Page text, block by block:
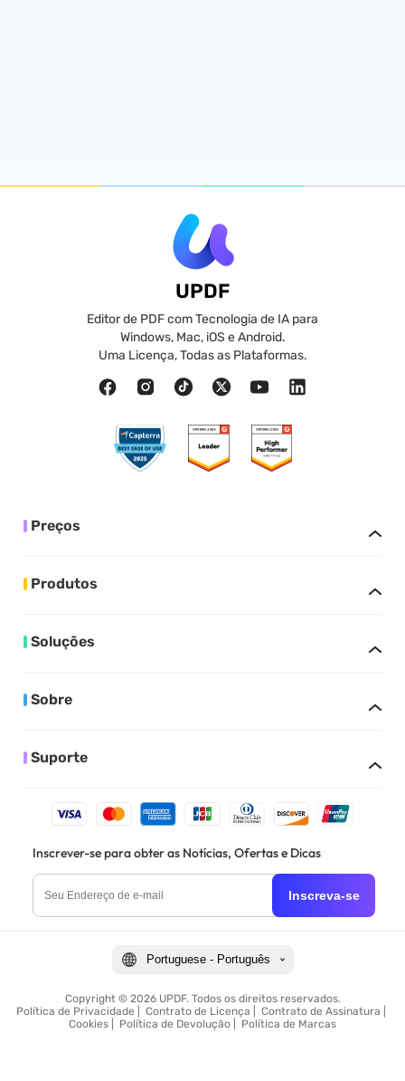
UPDF
Editor de PDF com Tecnologia de IA para
Windows, Mac, iOS e Android.
Uma Licença, Todas as Plataformas.
Preços
Produtos
Soluções
Sobre
Suporte
Inscrever-se para obter as Notícias, Ofertas e Dicas
Inscreva-se
Portuguese - Português
Copyright © 2026 UPDF. Todos os direitos reservados.
Política de Privacidade
Contrato de Licença Contrato de Assinatura
Cookies
Política de Devolução Política de Marcas